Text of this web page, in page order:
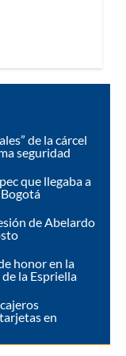
de la cárcel
seguridad
que llegaba a
de Abelardo
honor en la
la Espriella
en